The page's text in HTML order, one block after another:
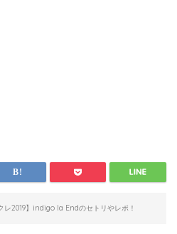
レ2019】indigo la Endのセトリやレポ！